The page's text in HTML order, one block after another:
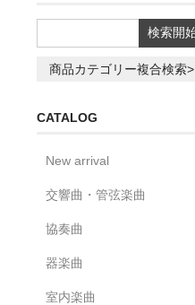
商品カテゴリー複合検索>
CATALOG
New arrival
交響曲・管弦楽曲
協奏曲
器楽曲
室内楽曲